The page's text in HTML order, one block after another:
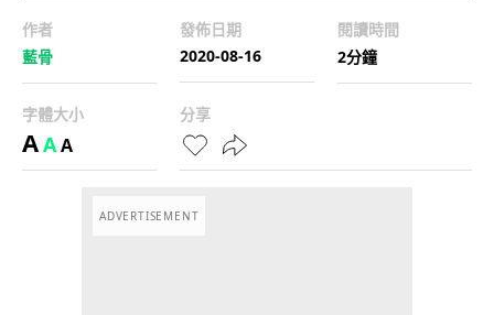
作者
藍骨
發佈日期
2020-08-16
閱讀時間
2分鐘
字體大小
AAA
分享
ADVERTISEMENT